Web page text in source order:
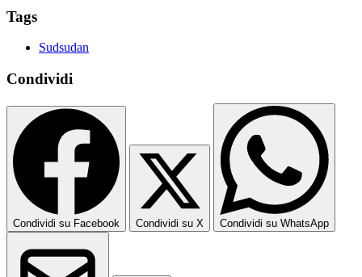
Tags
Sudsudan
Condividi
Condividi su Facebook Condividi su X Condividi su WhatsApp